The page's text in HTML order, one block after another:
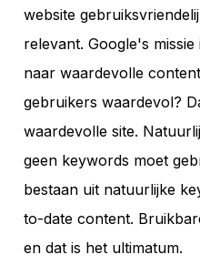
website
relevant. Google's
naar waardevolle
gebruikers waardevol?
waardevolle site.
geen keywords moet
bestaan uit natuurlijke
to-date content.
en dat is het ultimatum.